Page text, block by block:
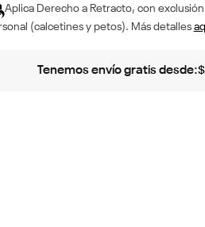
Aplica Derecho a Retracto, con
(calcetines y petos). Más detalles
Tenemos envío gratis desde:$